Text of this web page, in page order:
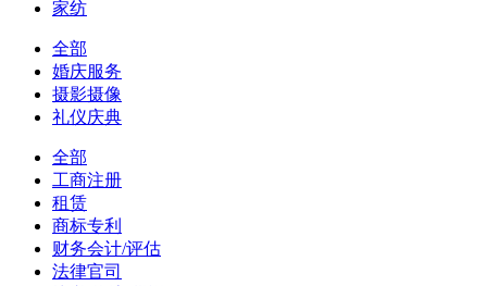
家纺
全部
婚庆服务
摄影摄像
礼仪庆典
全部
工商注册
租赁
商标专利
财务会计/评估
法律官司